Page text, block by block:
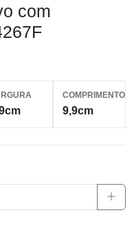
com
COMPRIMENTO
9,9cm